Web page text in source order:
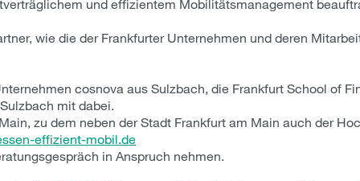
und effizientem Mobilitätsmanagement
wie die der Frankfurter Unternehmen und deren
cosnova aus Sulzbach, die Frankfurt School of
mit dabei.
zu dem neben der Stadt Frankfurt am Main auch der
effizient-mobil.de
in Anspruch nehmen.